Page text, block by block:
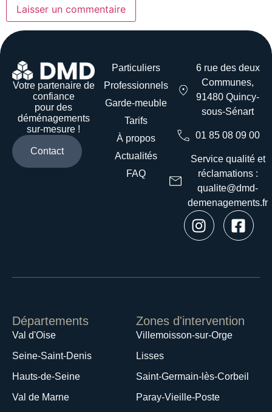
Votre partenaire de
confiance
pour des
déménagements
sur-mesure !
Contact
6 rue des deux
Communes,
91480 Quincy-
sous-Sénart
01 85 08 09 00
Service qualité et
réclamations :
qualite@dmd-
demenagements.fr
Particuliers
Professionnels
Garde-meuble
Tarifs
À propos
Actualités
FAQ
Départements
Val d'Oise
Seine-Saint-Denis
Hauts-de-Seine
Val de Marne
Zones d'intervention
Villemoisson-sur-Orge
Lisses
Saint-Germain-lès-Corbeil
Paray-Vieille-Poste